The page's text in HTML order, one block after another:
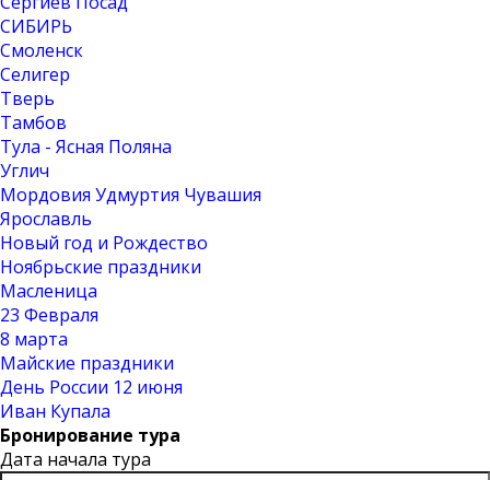
СИБИРЬ
Смоленск
Селигер
Тверь
Тамбов
Тула - Ясная Поляна
Углич
Мордовия Удмуртия Чувашия
Ярославль
Новый год и Рождество
Ноябрьские праздники
Масленица
23 Февраля
8 марта
Майские праздники
День России 12 июня
Иван Купала
Бронирование тура
Дата начала тура